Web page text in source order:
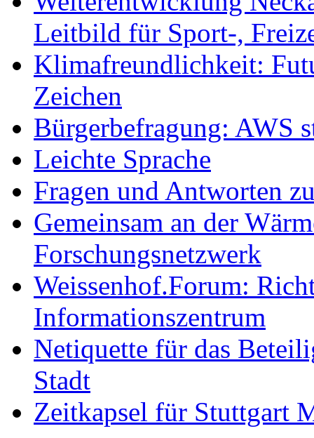
Leitbild für Sport-,
Klimafreundlichkeit:
Zeichen
Bürgerbefragung: AWS
Leichte Sprache
Fragen und Antworten
Gemeinsam an der
Forschungsnetzwerk
Weissenhof.Forum:
Informationszentrum
Netiquette für das
Stadt
Zeitkapsel für Stuttgart